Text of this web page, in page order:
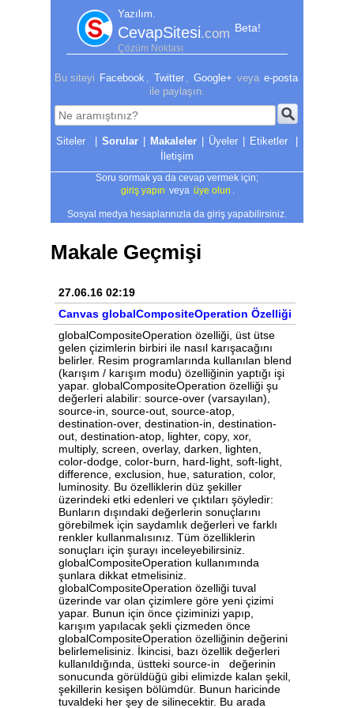
Yazılım.
CevapSitesi.com Beta!
Çözüm Noktası
Bu siteyi Facebook Twitter Google+ veya e-posta
ile paylaşın.
| Sorular | Makaleler | Üyeler | Etiketler
|
İletişim
Soru sormak ya da cevap vermek için;
giriş yapın veya üye olun
Sosyal medya hesaplarınızla da giriş yapabilirsiniz.
Makale Geçmişi
27.06.16 02:19
Canvas globalCompositeOperation Özelliği
globalCompositeOperation özelliği, üst ütse
gelen çizimlerin birbiri ile nasıl karışacağını
belirler. Resim programlarında kullanılan blend
(karışım / karışım modu) özelliğinin yaptığı işi
yapar. globalCompositeOperation özelliği şu
değerleri alabilir: source-over (varsayılan),
source-in, source-out, source-atop,
destination-over, destination-in, destination-
out, destination-atop, lighter, copy, xor,
multiply, screen, overlay, darken, lighten,
color-dodge, color-burn, hard-light, soft-light,
difference, exclusion, hue, saturation, color,
luminosity. Bu özelliklerin düz şekiller
üzerindeki etki edenleri ve çıktıları şöyledir:
Bunların dışındaki değerlerin sonuçlarını
görebilmek için saydamlık değerleri ve farklı
renkler kullanmalısınız. Tüm özelliklerin
sonuçları için şurayı inceleyebilirsiniz.
globalCompositeOperation kullanımında
şunlara dikkat etmelisiniz.
globalCompositeOperation özelliği tuval
üzerinde var olan çizimlere göre yeni çizimi
yapar. Bunun için önce çiziminizi yapıp,
karışım yapılacak şekli çizmeden önce
globalCompositeOperation özelliğinin değerini
belirlemelisiniz. İkincisi, bazı özellik değerleri
kullanıldığında, üstteki source-in değerinin
sonucunda görüldüğü gibi elimizde kalan şekil,
şekillerin kesişen bölümdür. Bunun haricinde
tuvaldeki her şey de silinecektir. Bu arada